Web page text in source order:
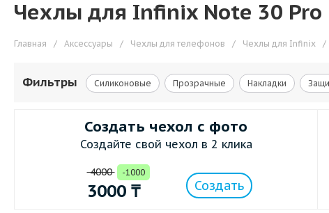
Чехлы для Infinix Note 30 Pro
Главная / Аксессуары / Чехлы для телефонов / Чехлы для Infinix /
Фильтры Силиконовые Прозрачные Накладки
Создать чехол с фото
Создайте свой чехол в 2 клика
4000 -1000
3000 ₸ Создать